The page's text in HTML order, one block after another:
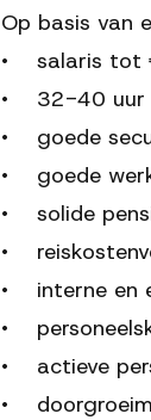
Op basis van
• salaris tot
• 32-40 uur
• goede
• goede
• solide
•
• interne en
•
• actieve
•